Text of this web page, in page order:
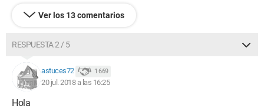
Ver los 13 comentarios
RESPUESTA 2 / 5
astuces72 1 669
20 jul. 2018 a las 16:25
Hola